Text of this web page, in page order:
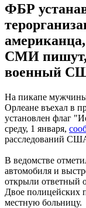
ФБР
СМИ пишут,
военный
На пикапе
Орлеане въехал в
установлен флаг
среду, 1 января,
расследований
В ведомстве
автомобиля и
открыли ответный
Двое полицейских
местную больницу.